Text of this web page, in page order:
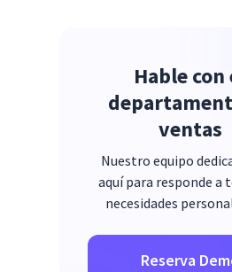
Hable con
ventas
Nuestro equipo
aquí para responde a
necesidades
Reserva